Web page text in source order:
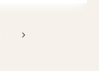
Nächste